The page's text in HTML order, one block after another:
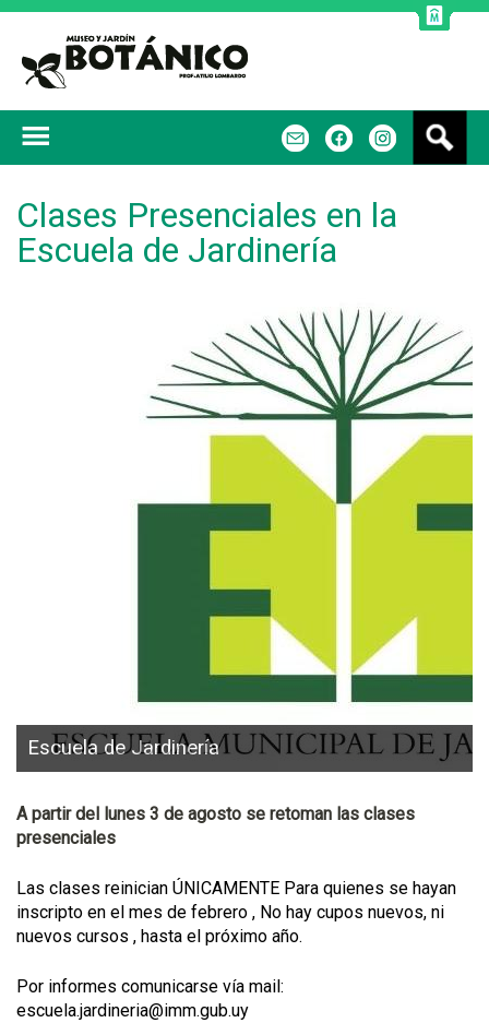
Clases Presenciales en la
Escuela de Jardinería
Escuela de Jardinería
A partir del lunes 3 de agosto se retoman las clases
presenciales
Las clases reinician ÚNICAMENTE Para quienes se hayan
inscripto en el mes de febrero , No hay cupos nuevos, ni
nuevos cursos , hasta el próximo año.
Por informes comunicarse vía mail:
escuela.jardineria@imm.gub.uy
s